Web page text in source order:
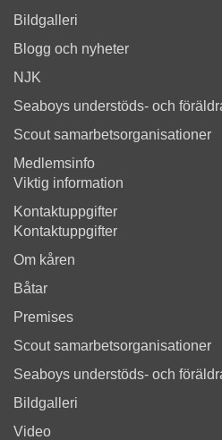
Bildgalleri
Blogg och nyheter
NJK
Seaboys understöds- och
Scout samarbetsorganisationer
Medlemsinfo
Viktig information
Kontaktuppgifter
Kontaktuppgifter
Om kåren
Båtar
Premises
Scout samarbetsorganisationer
Seaboys understöds- och
Bildgalleri
Video